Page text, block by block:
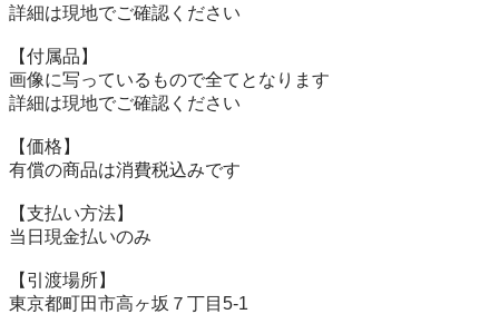
詳細は現地でご確認ください
【付属品】
画像に写っているもので全てとなります
詳細は現地でご確認ください
【価格】
有償の商品は消費税込みです
【⽀払い⽅法】
当⽇現⾦払いのみ
【引渡場所】
東京都町田市高ヶ坂７丁目5-1